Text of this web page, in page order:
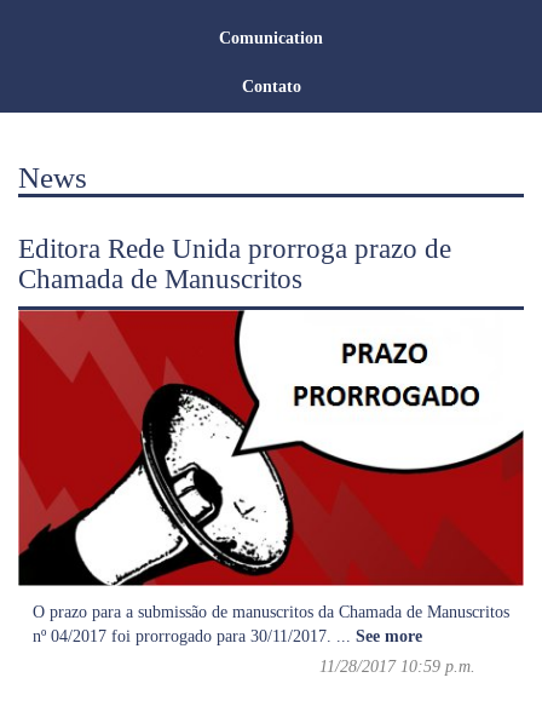
Comunication
Contato
News
Editora Rede Unida prorroga prazo de
Chamada de Manuscritos
O prazo para a submissão de manuscritos da Chamada de Manuscritos
nº 04/2017 foi prorrogado para 30/11/2017.
See more
11/28/2017 10:59 p.m.